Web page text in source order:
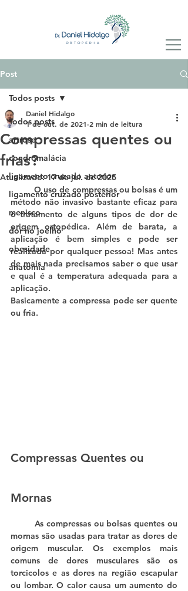
Post
Todos posts
artrose
condromalácia
ligamento cruzado anterior
ligamento cruzado posterior
menisco
dor no joelho
obesidade
anatomia
Todos posts
Compressas quentes ou
frias?
Daniel Hidalgo
1 de out. de 2021 2 min de leitura
Atualizado:17 de jul. de 2025
	O uso de compressas ou bolsas é um
método não invasivo bastante eficaz para
o tratamento de alguns tipos de dor de
origem ortopédica. Além de barata, a
aplicação é bem simples e pode ser
realizada por qualquer pessoa! Mas antes
de mais nada precisamos saber o que usar
e qual é a temperatura adequada para a
aplicação.
Basicamente a compressa pode ser quente
ou fria.
Compressas Quentes ou
Mornas
mornas são usadas para tratar as dores de
origem muscular. Os exemplos mais
comuns de dores musculares são os
torcicolos e as dores na região escapular
ou lombar. O calor causa um aumento do